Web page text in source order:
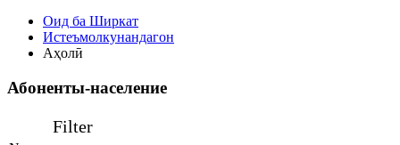
Оид ба Ширкат
Истеъмолкунандагон
Аҳолӣ
Абоненты-население
Filter